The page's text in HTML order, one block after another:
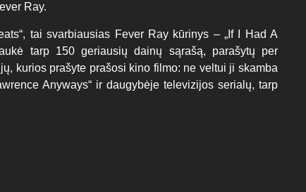
Ray.
tai svarbiausias Fever Ray kūrinys – „If I Had A
tarp 150 geriausių dainų sąrašą, parašytų per
kurios prašyte prašosi kino filmo: ne veltui ji skamba
Anyways“ ir daugybėje televizijos serialų, tarp